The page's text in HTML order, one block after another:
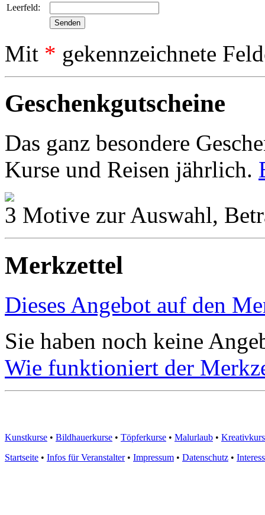
Leerfeld:
Mit * gekennzeichnete
Geschenkgutscheine
Das ganz besondere
Kurse und Reisen jährlich.
3 Motive zur Auswahl,
Merkzettel
Dieses Angebot auf den
Sie haben noch keine
Wie funktioniert der
Kunstkurse • Bildhauerkurse • Töpferkurse • Malurlaub •
Startseite • Infos für Veranstalter• Impressum • Datenschutz •